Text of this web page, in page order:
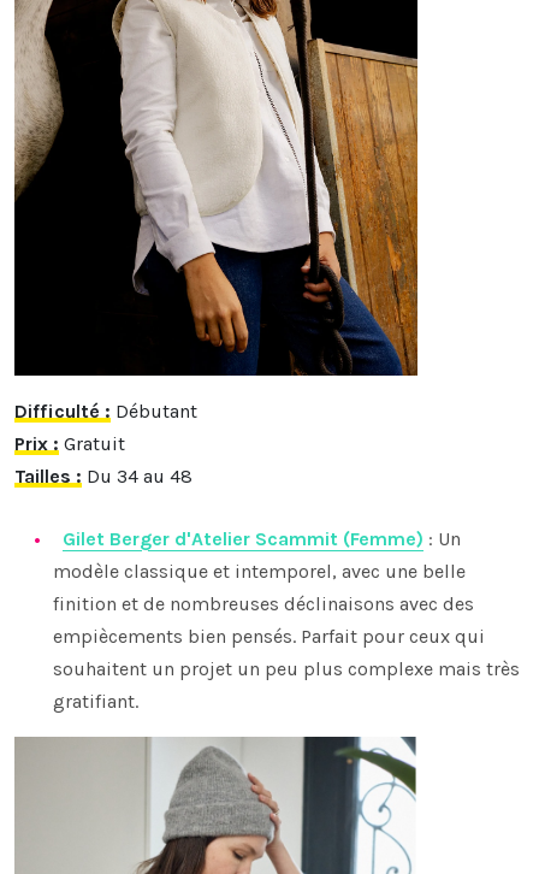
Difficulté : Débutant
Prix : Gratuit
Tailles : Du 34 au 48
Gilet Berger d'Atelier Scammit (Femme) : Un
modèle classique et intemporel, avec une belle
finition et de nombreuses déclinaisons avec des
empiècements bien pensés. Parfait pour ceux qui
souhaitent un projet un peu plus complexe mais très
gratifiant.